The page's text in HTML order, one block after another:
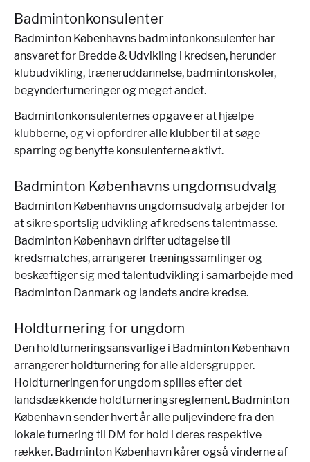
Badmintonkonsulenter
Badminton Københavns badmintonkonsulenter har
ansvaret for Bredde & Udvikling i kredsen, herunder
klubudvikling, træneruddannelse, badmintonskoler,
begynderturneringer og meget andet.
Badmintonkonsulenternes opgave er at hjælpe
klubberne, og vi opfordrer alle klubber til at søge
sparring og benytte konsulenterne aktivt.
Badminton Københavns ungdomsudvalg
Badminton Københavns ungdomsudvalg arbejder for
at sikre sportslig udvikling af kredsens talentmasse.
Badminton København drifter udtagelse til
kredsmatches, arrangerer træningssamlinger og
beskæftiger sig med talentudvikling i samarbejde med
Badminton Danmark og landets andre kredse.
Holdturnering for ungdom
Den holdturneringsansvarlige i Badminton København
arrangerer holdturnering for alle aldersgrupper.
Holdturneringen for ungdom spilles efter det
landsdækkende holdturneringsreglement. Badminton
København sender hvert år alle puljevindere fra den
lokale turnering til DM for hold i deres respektive
rækker. Badminton København kårer også vinderne af